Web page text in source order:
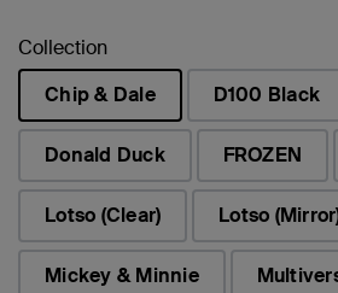
Collection
Chip & Dale
選択済み
D100 Black
Donald Duck FROZEN
Lotso (Clear) Lotso
Mickey & Minnie